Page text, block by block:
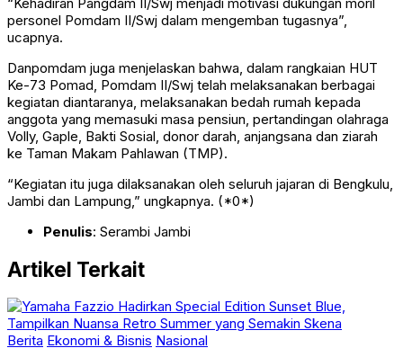
personel Pomdam II/Swj dalam mengemban tugasnya”,
ucapnya.
Danpomdam juga menjelaskan bahwa, dalam rangkaian HUT
Ke-73 Pomad, Pomdam II/Swj telah melaksanakan berbagai
kegiatan diantaranya, melaksanakan bedah rumah kepada
anggota yang memasuki masa pensiun, pertandingan olahraga
Volly, Gaple, Bakti Sosial, donor darah, anjangsana dan ziarah
ke Taman Makam Pahlawan (TMP).
“Kegiatan itu juga dilaksanakan oleh seluruh jajaran di Bengkulu,
Jambi dan Lampung,” ungkapnya. (*0*)
Penulis: Serambi Jambi
Artikel Terkait
Berita Ekonomi & Bisnis Nasional